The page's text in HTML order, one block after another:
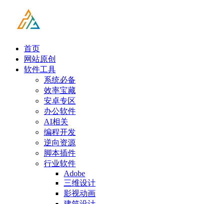
首页
网站原创
软件工具
系统必备
效率宝藏
安卓专区
办公软件
AI相关
编程开发
逆向资源
脚本插件
行业软件
Adobe
三维设计
影视动画